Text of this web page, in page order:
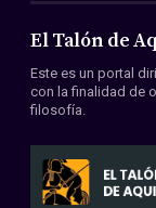
Acerca de
Miembros
Convenios
El Talón de
Este es un portal
con la finalidad de
filosofía.